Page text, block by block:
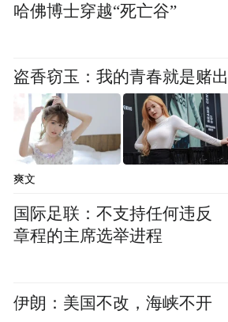
已成为华中地区半导体材料
同时，长飞光纤、菲利华、
龙头企业也在此形成集群
大的光纤预制棒生产基地、
性石英材料生产基地。
哈佛博士穿越“死亡谷”
盗香窃玉：我的青春就是赌
爽文
国际足联：不支持任何违反
章程的主席选举进程
伊朗：美国不改，海峡不开